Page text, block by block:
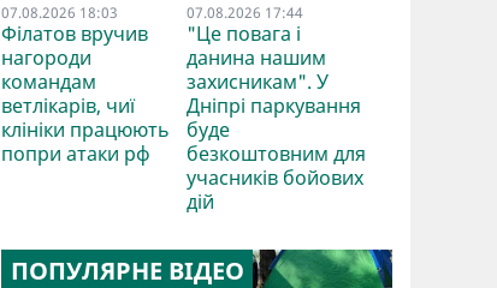
07.08.2026 18:03
Філатов вручив
нагороди
командам
ветлікарів, чиї
клініки працюють
попри атаки рф
07.08.2026 17:44
"Це повага і
данина нашим
захисникам". У
Дніпрі паркування
буде
безкоштовним для
учасників бойових
дій
ПОПУЛЯРНЕ ВІДЕО